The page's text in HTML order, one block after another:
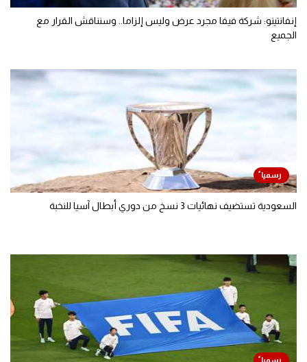
إنفانتينو: شركة فيفا مجرد عرض وليس إلزاما.. وسنناقش القرار مع
الجميع
السعودية تستضيف نهائيات 3 نسخ من دوري أبطال آسيا للنخبة